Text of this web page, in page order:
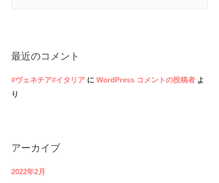
最近のコメント
#ヴェネチア#イタリア にWordPress コメントの投稿者 よ
り
アーカイブ
2022年2月